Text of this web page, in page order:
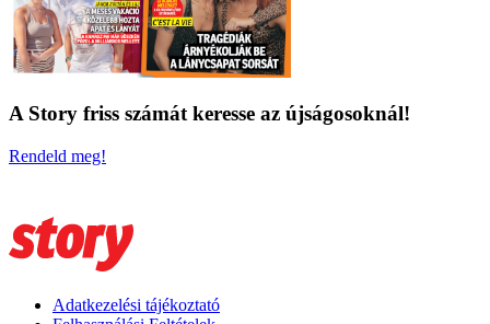
A Story friss számát keresse az újságosoknál!
Rendeld meg!
Adatkezelési tájékoztató